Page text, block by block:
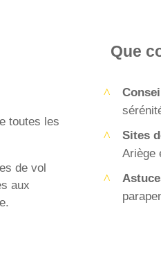
toutes les
de vol
aux
Que
Sites
Ariège